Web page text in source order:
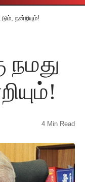
நன்றியும்!
நமது
4 Min Read